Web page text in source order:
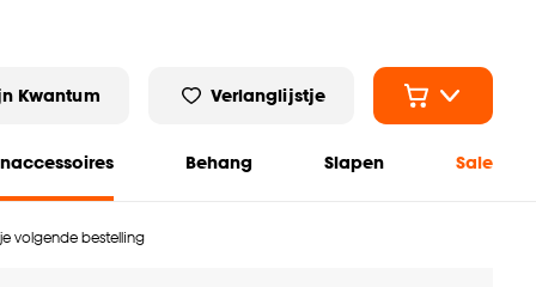
Kwantum Verlanglijstje
Behang Slapen Sale
volgende bestelling